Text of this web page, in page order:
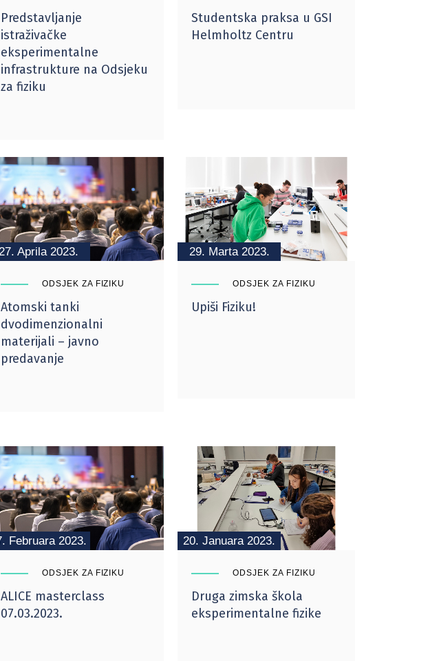
Predstavljanje
istraživačke
eksperimentalne
infrastrukture na Odsjeku
za fiziku
Studentska praksa u GSI
Helmholtz Centru
27. Aprila 2023.
ODSJEK ZA FIZIKU
Atomski tanki
dvodimenzionalni
materijali – javno
predavanje
29. Marta 2023.
ODSJEK ZA FIZIKU
Upiši Fiziku!
Februara 2023.
ODSJEK ZA FIZIKU
ALICE masterclass
07.03.2023.
20. Januara 2023.
ODSJEK ZA FIZIKU
Druga zimska škola
eksperimentalne fizike